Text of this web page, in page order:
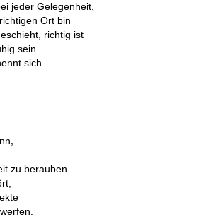
jeder Gelegenheit,
Ort bin
richtig ist
sein.
sich
zu berauben